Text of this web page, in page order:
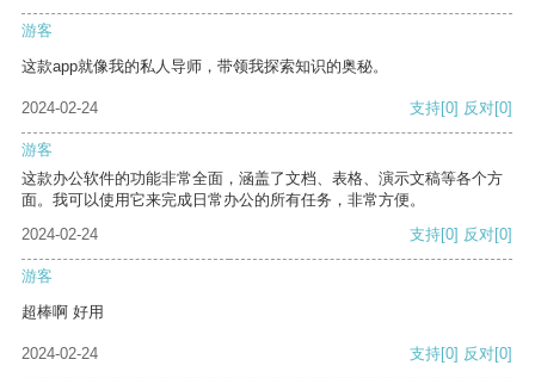
游客
这款app就像我的私人导师，带领我探索知识的奥秘。
2024-02-24 支持[0] 反对[0]
游客
这款办公软件的功能非常全面，涵盖了文档、表格、演示文稿等各个方
面。我可以使用它来完成日常办公的所有任务，非常方便。
2024-02-24
支持[0] 反对[0]
游客
超棒啊 好用
2024-02-24 支持[0] 反对[0]